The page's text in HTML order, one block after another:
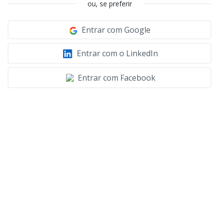
ou, se preferir
Entrar com Google
Entrar com o LinkedIn
Entrar com Facebook